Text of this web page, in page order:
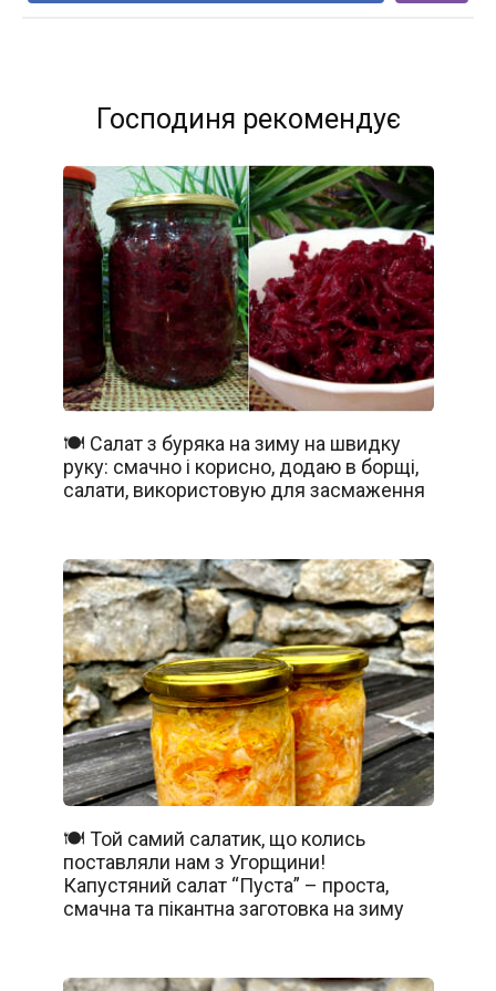
Господиня рекомендує
🍽️ Салат з буряка на зиму на швидку
руку: смачно і корисно, додаю в борщі,
салати, використовую для засмаження
🍽️ Той самий салатик, що колись
поставляли нам з Угорщини!
Капустяний салат “Пуста” – проста,
смачна та пікантна заготовка на зиму